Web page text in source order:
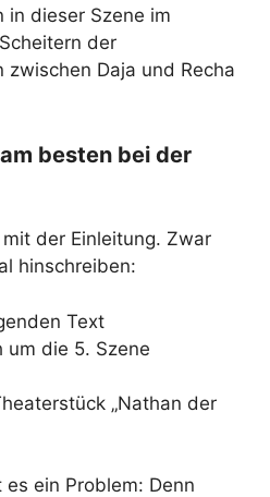
in dieser Szene im
der
zwischen Daja und Recha
besten bei der
der Einleitung. Zwar
hinschreiben:
Text
um die 5. Szene
„Nathan der
ein Problem: Denn